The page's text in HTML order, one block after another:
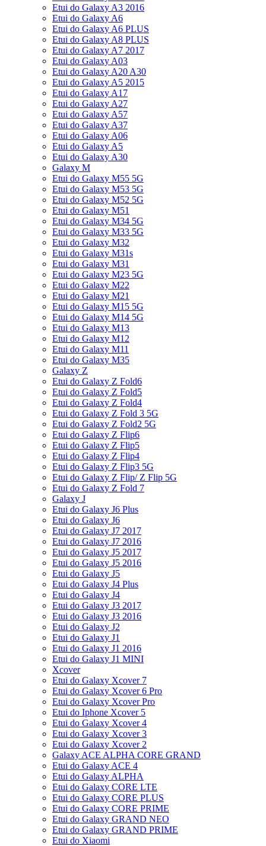
Etui do Galaxy A3 2016
Etui do Galaxy A6
Etui do Galaxy A6 PLUS
Etui do Galaxy A8 PLUS
Etui do Galaxy A7 2017
Etui do Galaxy A03
Etui do Galaxy A20 A30
Etui do Galaxy A5 2015
Etui do Galaxy A17
Etui do Galaxy A27
Etui do Galaxy A57
Etui do Galaxy A37
Etui do Galaxy A06
Etui do Galaxy A5
Etui do Galaxy A30
Galaxy M
Etui do Galaxy M55 5G
Etui do Galaxy M53 5G
Etui do Galaxy M52 5G
Etui do Galaxy M51
Etui do Galaxy M34 5G
Etui do Galaxy M33 5G
Etui do Galaxy M32
Etui do Galaxy M31s
Etui do Galaxy M31
Etui do Galaxy M23 5G
Etui do Galaxy M22
Etui do Galaxy M21
Etui do Galaxy M15 5G
Etui do Galaxy M14 5G
Etui do Galaxy M13
Etui do Galaxy M12
Etui do Galaxy M11
Etui do Galaxy M35
Galaxy Z
Etui do Galaxy Z Fold6
Etui do Galaxy Z Fold5
Etui do Galaxy Z Fold4
Etui do Galaxy Z Fold 3 5G
Etui do Galaxy Z Fold2 5G
Etui do Galaxy Z Flip6
Etui do Galaxy Z Flip5
Etui do Galaxy Z Flip4
Etui do Galaxy Z Flip3 5G
Etui do Galaxy Z Flip/ Z Flip 5G
Etui do Galaxy Z Fold 7
Galaxy J
Etui do Galaxy J6 Plus
Etui do Galaxy J6
Etui do Galaxy J7 2017
Etui do Galaxy J7 2016
Etui do Galaxy J5 2017
Etui do Galaxy J5 2016
Etui do Galaxy J5
Etui do Galaxy J4 Plus
Etui do Galaxy J4
Etui do Galaxy J3 2017
Etui do Galaxy J3 2016
Etui do Galaxy J2
Etui do Galaxy J1
Etui do Galaxy J1 2016
Etui do Galaxy J1 MINI
Xcover
Etui do Galaxy Xcover 7
Etui do Galaxy Xcover 6 Pro
Etui do Galaxy Xcover Pro
Etui do Iphone Xcover 5
Etui do Galaxy Xcover 4
Etui do Galaxy Xcover 3
Etui do Galaxy Xcover 2
Galaxy ACE ALPHA CORE GRAND
Etui do Galaxy ACE 4
Etui do Galaxy ALPHA
Etui do Galaxy CORE LTE
Etui do Galaxy CORE PLUS
Etui do Galaxy CORE PRIME
Etui do Galaxy GRAND NEO
Etui do Galaxy GRAND PRIME
Etui do Xiaomi